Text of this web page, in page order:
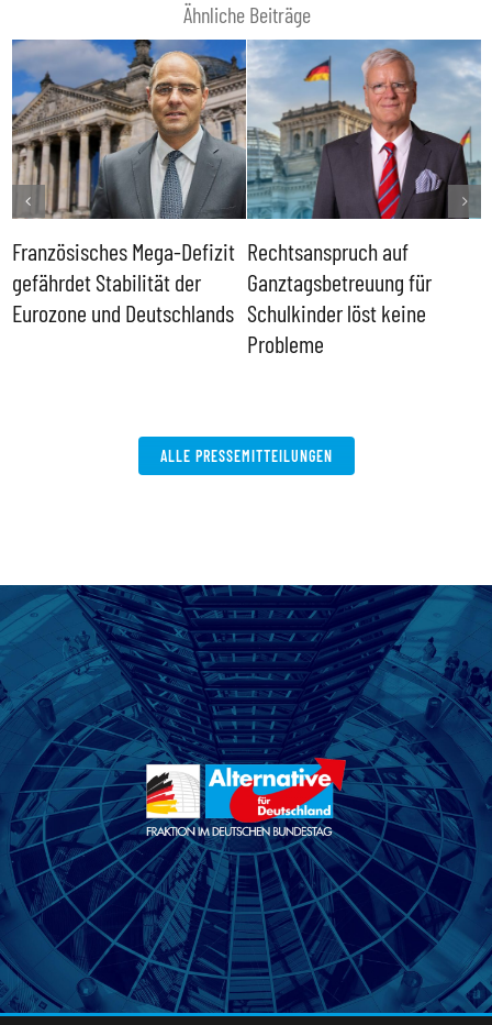
Ähnliche Beiträge
Französisches Mega-Defizit
gefährdet Stabilität der
Eurozone und Deutschlands
Rechtsanspruch auf
Ganztagsbetreuung für
Schulkinder löst keine
Probleme
ALLE PRESSEMITTEILUNGEN